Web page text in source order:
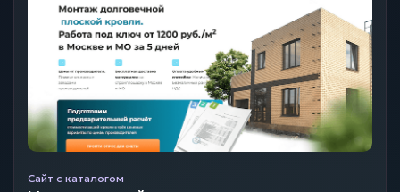
Сайт с каталогом